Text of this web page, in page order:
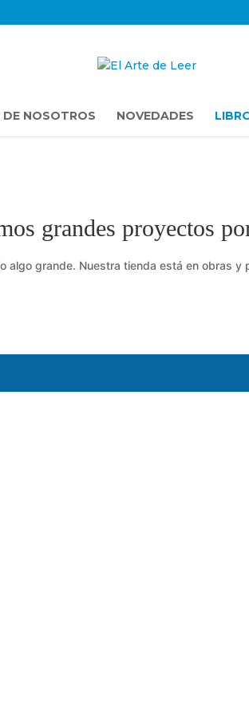
DE NOSOTROS NOVEDADES
grandes proyectos
algo grande. Nuestra tienda está en obras y